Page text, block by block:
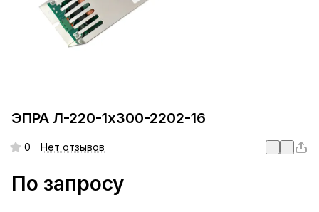
ЭПРА Л-220-1х300-2202-16
0 Нет отзывов
По запросу